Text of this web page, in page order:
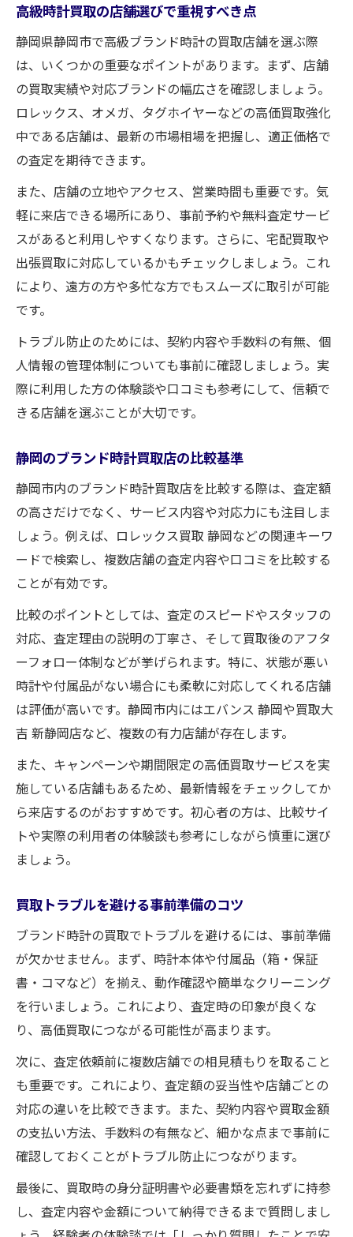
高級時計買取の店舗選びで重視すべき点
静岡県静岡市で高級ブランド時計の買取店舗を選ぶ際
は、いくつかの重要なポイントがあります。まず、店舗
の買取実績や対応ブランドの幅広さを確認しましょう。
ロレックス、オメガ、タグホイヤーなどの高価買取強化
中である店舗は、最新の市場相場を把握し、適正価格で
の査定を期待できます。
また、店舗の立地やアクセス、営業時間も重要です。気
軽に来店できる場所にあり、事前予約や無料査定サービ
スがあると利用しやすくなります。さらに、宅配買取や
出張買取に対応しているかもチェックしましょう。これ
により、遠方の方や多忙な方でもスムーズに取引が可能
です。
トラブル防止のためには、契約内容や手数料の有無、個
人情報の管理体制についても事前に確認しましょう。実
際に利用した方の体験談や口コミも参考にして、信頼で
きる店舗を選ぶことが大切です。
静岡のブランド時計買取店の比較基準
静岡市内のブランド時計買取店を比較する際は、査定額
の高さだけでなく、サービス内容や対応力にも注目しま
しょう。例えば、ロレックス買取 静岡などの関連キーワ
ードで検索し、複数店舗の査定内容や口コミを比較する
ことが有効です。
比較のポイントとしては、査定のスピードやスタッフの
対応、査定理由の説明の丁寧さ、そして買取後のアフタ
ーフォロー体制などが挙げられます。特に、状態が悪い
時計や付属品がない場合にも柔軟に対応してくれる店舗
は評価が高いです。静岡市内にはエバンス 静岡や買取大
吉 新静岡店など、複数の有力店舗が存在します。
また、キャンペーンや期間限定の高価買取サービスを実
施している店舗もあるため、最新情報をチェックしてか
ら来店するのがおすすめです。初心者の方は、比較サイ
トや実際の利用者の体験談も参考にしながら慎重に選び
ましょう。
買取トラブルを避ける事前準備のコツ
ブランド時計の買取でトラブルを避けるには、事前準備
が欠かせません。まず、時計本体や付属品（箱・保証
書・コマなど）を揃え、動作確認や簡単なクリーニング
を行いましょう。これにより、査定時の印象が良くな
り、高価買取につながる可能性が高まります。
次に、査定依頼前に複数店舗での相見積もりを取ること
も重要です。これにより、査定額の妥当性や店舗ごとの
対応の違いを比較できます。また、契約内容や買取金額
の支払い方法、手数料の有無など、細かな点まで事前に
確認しておくことがトラブル防止につながります。
最後に、買取時の身分証明書や必要書類を忘れずに持参
し、査定内容や金額について納得できるまで質問しまし